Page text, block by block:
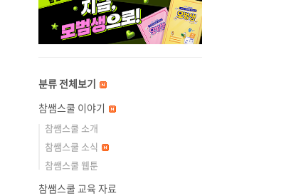
분류 전체보기
참쌤스쿨 이야기
참쌤스쿨 소개
참쌤스쿨 소식
참쌤스쿨 웹툰
참쌤스쿨 교육 자료